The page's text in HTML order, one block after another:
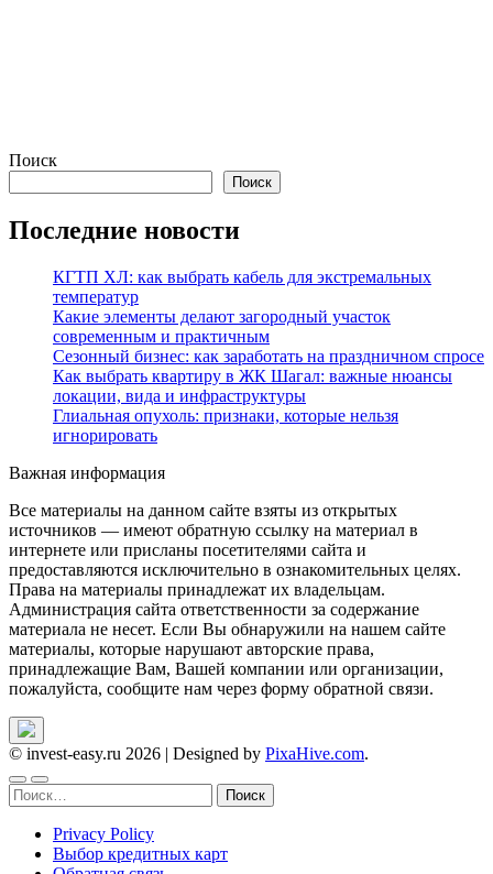
Поиск
Поиск
Последние новости
КГТП ХЛ: как выбрать кабель для экстремальных
температур
Какие элементы делают загородный участок
современным и практичным
Сезонный бизнес: как заработать на праздничном спросе
Как выбрать квартиру в ЖК Шагал: важные нюансы
локации, вида и инфраструктуры
Глиальная опухоль: признаки, которые нельзя
игнорировать
Важная информация
Все материалы на данном сайте взяты из открытых
источников — имеют обратную ссылку на материал в
интернете или присланы посетителями сайта и
предоставляются исключительно в ознакомительных целях.
Права на материалы принадлежат их владельцам.
Администрация сайта ответственности за содержание
материала не несет. Если Вы обнаружили на нашем сайте
материалы, которые нарушают авторские права,
принадлежащие Вам, Вашей компании или организации,
пожалуйста, сообщите нам через форму обратной связи.
© invest-easy.ru 2026 | Designed by PixaHive.com.
Найти:
Privacy Policy
Выбор кредитных карт